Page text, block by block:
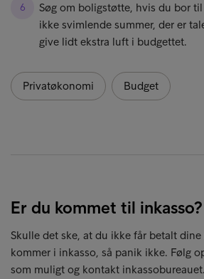
Søg om boligstøtte, hvis du bor
ikke svimlende summer, der er
give lidt ekstra luft i budgettet.
Privatøkonomi Budget
Er du kommet til inkasso?
Skulle det ske, at du ikke får betalt
kommer i inkasso, så panik ikke. Følg
som muligt og kontakt